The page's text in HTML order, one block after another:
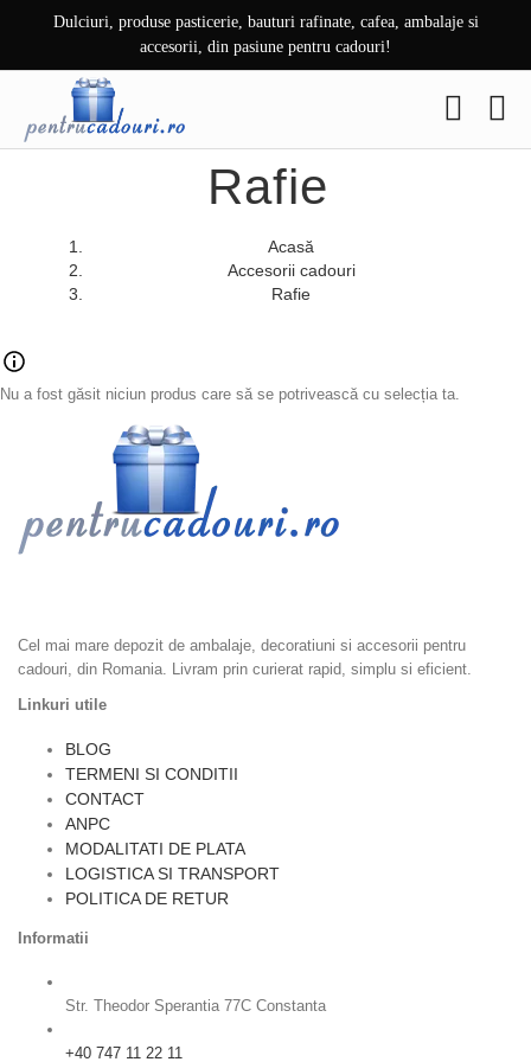
Dulciuri, produse pasticerie, bauturi rafinate, cafea, ambalaje si
accesorii, din pasiune pentru cadouri!
Rafie
Acasă
Accesorii cadouri
Rafie
Nu a fost găsit niciun produs care să se potrivească cu selecția ta.
Cel mai mare depozit de ambalaje, decoratiuni si accesorii pentru
cadouri, din Romania. Livram prin curierat rapid, simplu si eficient.
Linkuri utile
BLOG
TERMENI SI CONDITII
CONTACT
ANPC
MODALITATI DE PLATA
LOGISTICA SI TRANSPORT
POLITICA DE RETUR
Informatii
Str. Theodor Sperantia 77C Constanta
+40 747 11 22 11